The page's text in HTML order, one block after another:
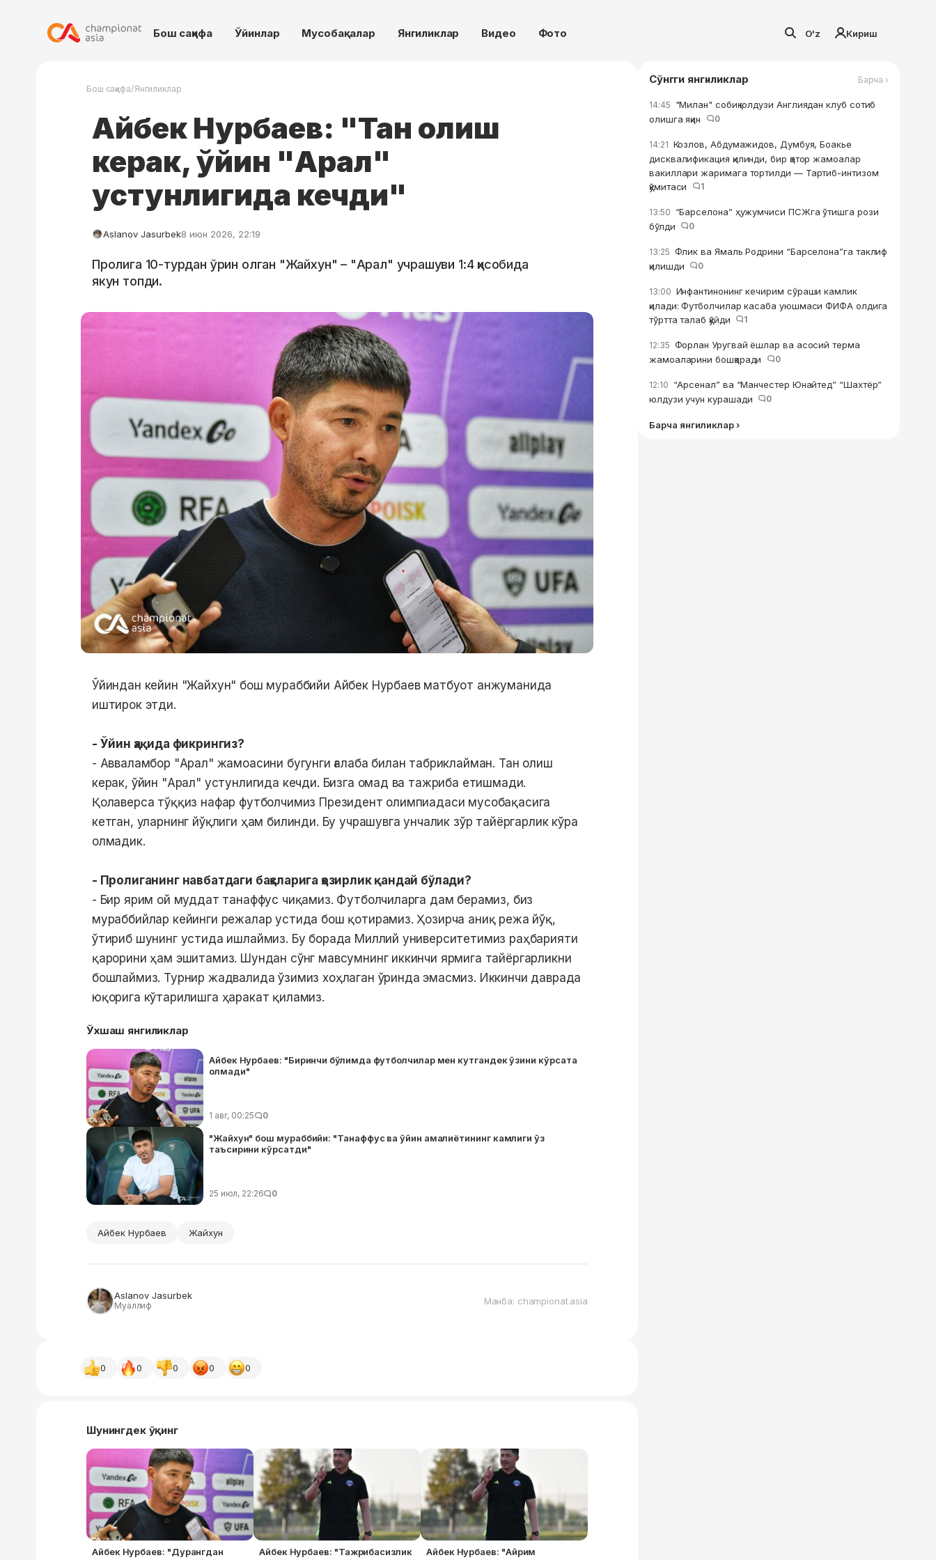
Бош саҳифа Ўйинлар Мусобақалар Янгиликлар Видео Фото O'z Кириш
Бош саҳифа/Янгиликлар
Айбек Нурбаев: "Тан олиш
керак, ўйин "Арал"
устунлигида кечди"
Aslanov Jasurbek8 июн 2026, 22:19
Пролига 10-турдан ўрин олган "Жайхун" – "Арал" учрашуви 1:4 ҳисобида
якун топди.
Ўйиндан кейин "Жайхун" бош мураббийи Айбек Нурбаев матбуот анжуманида
иштирок этди.
- Ўйин ҳақида фикрингиз?
- Авваламбор "Арал" жамоасини бугунги ғалаба билан табриклайман. Тан олиш
керак, ўйин "Арал" устунлигида кечди. Бизга омад ва тажриба етишмади.
Қолаверса тўққиз нафар футболчимиз Президент олимпиадаси мусобақасига
кетган, уларнинг йўқлиги ҳам билинди. Бу учрашувга унчалик зўр тайёргарлик кўра
олмадик.
- Пролиганинг навбатдаги баҳсларига ҳозирлик қандай бўлади?
- Бир ярим ой муддат танаффус чиқамиз. Футболчиларга дам берамиз, биз
мураббийлар кейинги режалар устида бош қотирамиз. Ҳозирча аниқ режа йўқ,
ўтириб шунинг устида ишлаймиз. Бу борада Миллий университетимиз раҳбарияти
қарорини ҳам эшитамиз. Шундан сўнг мавсумнинг иккинчи ярмига тайёргарликни
бошлаймиз. Турнир жадвалида ўзимиз хоҳлаган ўринда эмасмиз. Иккинчи даврада
юқорига кўтарилишга ҳаракат қиламиз.
Ўхшаш янгиликлар
Айбек Нурбаев: "Биринчи бўлимда футболчилар мен кутгандек ўзини кўрсата
олмади"
1 авг, 00:25 0
"Жайхун" бош мураббийи: "Танаффус ва ўйин амалиётининг камлиги ўз
таъсирини кўрсатди"
25 июл, 22:26 0
Айбек Нурбаев Жайхун
Aslanov Jasurbek
Муаллиф Манба: championat.asia
0 0 0 0 0
Шунингдек ўқинг
Айбек Нурбаев: "Дурангдан
Айбек Нурбаев: "Тажрибасизлик
Айбек Нурбаев: "Айрим
Сўнгги янгиликлар Барча ›
14:45 "Милан" собиқ юлдузи Англиядан клуб сотиб
олишга яқин
0
14:21 Козлов, Абдумажидов, Думбуя, Боакье
дисквалификация қилинди, бир қатор жамоалар
вакиллари жаримага тортилди — Тартиб-интизом
қўмитаси
1
13:50 “Барселона” ҳужумчиси ПСЖга ўтишга рози
бўлди
0
13:25 Флик ва Ямаль Родрини “Барселона”га таклиф
қилишди
0
13:00 Инфантинонинг кечирим сўраши камлик
қилади: Футболчилар касаба уюшмаси ФИФА олдига
тўртта талаб қўйди
1
12:35 Форлан Уругвай ёшлар ва асосий терма
жамоаларини бошқаради
0
12:10 “Арсенал” ва “Манчестер Юнайтед” “Шахтёр”
юлдузи учун курашади
0
Барча янгиликлар ›